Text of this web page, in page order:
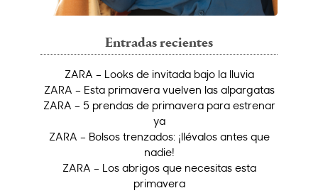
Entradas recientes
ZARA – Looks de invitada bajo la lluvia
ZARA – Esta primavera vuelven las alpargatas
ZARA – 5 prendas de primavera para estrenar
ya
ZARA – Bolsos trenzados: ¡llévalos antes que
nadie!
ZARA – Los abrigos que necesitas esta
primavera